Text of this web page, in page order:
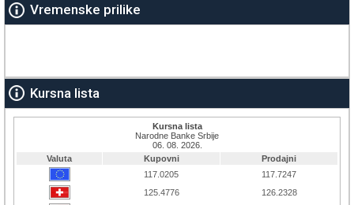
Vremenske prilike
Kursna lista